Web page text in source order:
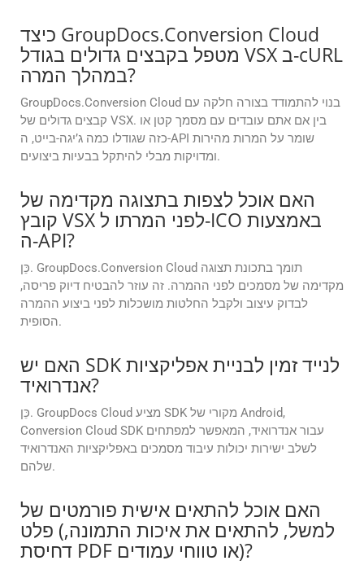
כיצד GroupDocs.Conversion Cloud
מטפל בקבצים גדולים בגודל VSX ב-cURL
במהלך המרה?
GroupDocs.Conversion Cloud בנוי להתמודד בצורה חלקה עם
קבצים גדולים של VSX. בין אם אתם עובדים עם מסמך קטן או
כזה שגודלו כמה ג’יגה-בייט, ה-API שומר על המרות מהירות
ומדויקות מבלי להיתקל בבעיות ביצועים.
האם אוכל לצפות בתצוגה מקדימה של
קובץ VSX לפני המרתו ל-ICO באמצעות
ה-API?
כֵּן. GroupDocs.Conversion Cloud תומך בתכונת תצוגה
מקדימה של מסמכים לפני ההמרה. זה עוזר להבטיח דיוק פריסה,
לבדוק עיצוב ולקבל החלטות מושכלות לפני ביצוע ההמרה
הסופית.
האם יש SDK לנייד זמין לבניית אפליקציות
אנדרואיד?
כֵּן. GroupDocs Cloud מציע SDK מקורי של Android,
Conversion Cloud SDK עבור אנדרואיד, המאפשר למפתחים
לשלב ישירות יכולות עיבוד מסמכים באפליקציות האנדרואיד
שלהם.
האם אוכל להתאים אישית פורמטים של
פלט (למשל, להתאים את איכות התמונה,
דחיסת PDF או טווחי עמודים)?